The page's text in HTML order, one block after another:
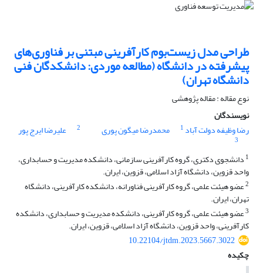
طراحی مدل زیست‌بوم کارآفرینی مبتنی بر فناوری‌های
پیشرفته در دانشگاه (مطالعه موردی: دانشکدگان فنی
دانشگاه تهران)
نوع مقاله : مقاله پژوهشی
نویسندگان
رضا وظیفه دولت آباد 1 محمدرضا میگون پوری 2 علیرضا ایرج پور
3
1 دانشجوی دکتری، گروه کارآفرینی سازمانی، دانشکده مدیریت و حسابداری،
واحد قزوین، دانشگاه آزاد اسلامی، قزوین، ایران.
2عضو هیئت علمی، گروه کارآفرینی فناورانه، دانشکده کارآفرینی، دانشگاه
تهران، ایران.
3عضو هیئت علمی، گروه کارآفرینی، دانشکده مدیریت و حسابداری، دانشکده
کارآفرینی، واحد قزوین، دانشگاه آزاد اسلامی، قزوین، ایران.
10.22104/jtdm.2023.5667.3022
چکیده